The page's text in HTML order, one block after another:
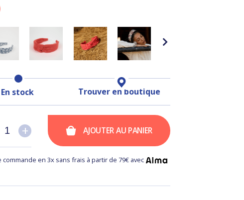
En stock Trouver en boutique
+
+ AJOUTER AU PANIER
commande en 3x sans frais à partir de 79€ avec